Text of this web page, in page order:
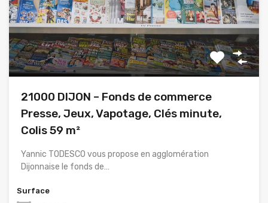
21000 DIJON – Fonds de commerce
Presse, Jeux, Vapotage, Clés minute,
Colis 59 m²
Yannic TODESCO vous propose en agglomération
Dijonnaise le fonds de…
Surface